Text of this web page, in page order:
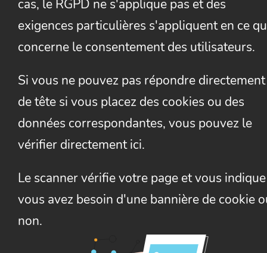
cas, le RGPD ne s'applique pas et des
exigences particulières s'appliquent en ce
concerne le consentement des utilisateurs.
Si vous ne pouvez pas répondre directement
de tête si vous placez des cookies ou des
données correspondantes, vous pouvez le
vérifier directement ici.
Le scanner vérifie votre page et vous
vous avez besoin d'une bannière de cookie
non.